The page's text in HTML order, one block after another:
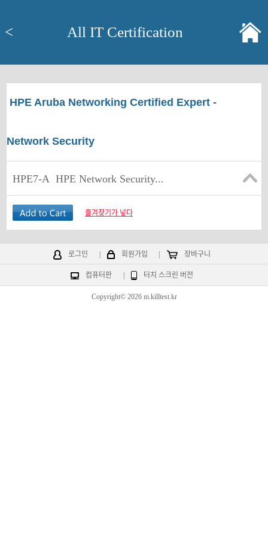
< All IT Certification
HPE Aruba Networking Certified Expert -
Network Security
HPE7-A HPE Network Security...
즐겨찾기가 넣다
로그인 회원가입 장바구니
컴퓨터판 터치 스크린 버전
Copyright© 2026 m.killtest.kr